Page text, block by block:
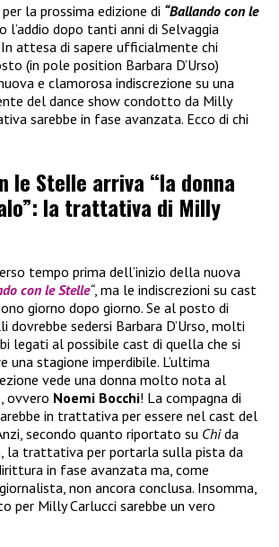
la prossima edizione di “Ballando con le
l’addio dopo tanti anni di Selvaggia
attesa di sapere ufficialmente chi
(in pole position Barbara D’Urso)
e clamorosa indiscrezione su una
del dance show condotto da Milly
sarebbe in fase avanzata. Ecco di chi
le Stelle arriva “la donna
la trattativa di Milly
tempo prima dell’inizio della nuova
con le Stelle“, ma le indiscrezioni su cast
giorno dopo giorno. Se al posto di
dovrebbe sedersi Barbara D’Urso, molti
legati al possibile cast di quella che si
una stagione imperdibile. L’ultima
vede una donna molto nota al
ovvero Noemi Bocchi! La compagna di
in trattativa per essere nel cast del
secondo quanto riportato su Chida
la trattativa per portarla sulla pista da
in fase avanzata ma, come
non ancora conclusa. Insomma,
per Milly Carlucci sarebbe un vero